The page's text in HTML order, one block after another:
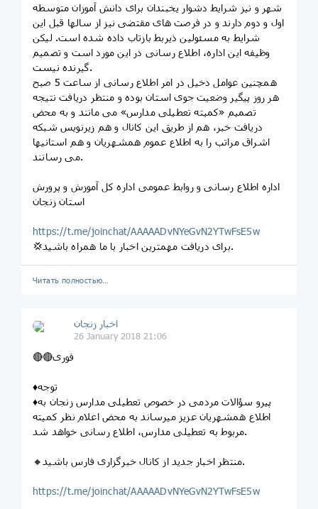
شهر و نیز شرایط دشوار یخبندان برای دانش آموزان متوسطه
اول و دوم دارند و در فرصت های مقتضی نیز از سالها قبل این
شرایط به مسئولین ذیربط بازتاب داده شده است. لیکن
وظیفه این اداره، اطلاع رسانی در این مورد است و تصمیم
گیرنده نیست.
همچنین عوامل دخیل در امر اطلاع رسانی از ساعت 5 صبح
هر روز پیگیر وضعیت جوی استان بوده و منتظر دریافت نتیجه
تصمیم «کمیته تعطیلی مدارس» می مانند و به محض
دریافت خبر، هم از طریق این کانال و هم زیرنویس شبکه
اشراق مراتب را به اطلاع عموم همشهریان و هم استانیها
می رسانند.
اداره اطلاع رسانی و روابط عمومی اداره کل آموزش و پرورش
استان زنجان
https://t.me/joinchat/AAAAADvNYeGvN2YTwFsE5w
💢برای دریافت مهمترین اخبار با ما همراه باشید.
Читать полностью…
اخبار زنجان
26 January 2018 21:06
🔴🔴فوری
♦️توجه
♦️پیرو سؤالات مردمی در خصوص تعطیلی مدارس زنجان به
اطلاع همشهریان عزیز میرساند به محض اعلام نظر کمیته
مربوط به تعطیلی مدارس، اطلاع رسانی خواهد شد.
🔸منتظر اخبار جدید از کانال خبرگزاری فارس باشید.
https://t.me/joinchat/AAAAADvNYeGvN2YTwFsE5w